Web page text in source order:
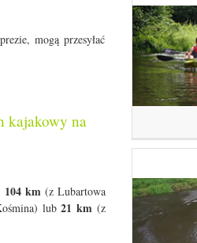
mogą przesyłać
kajakowy na
104 km (z Lubartowa
lub21 km (z